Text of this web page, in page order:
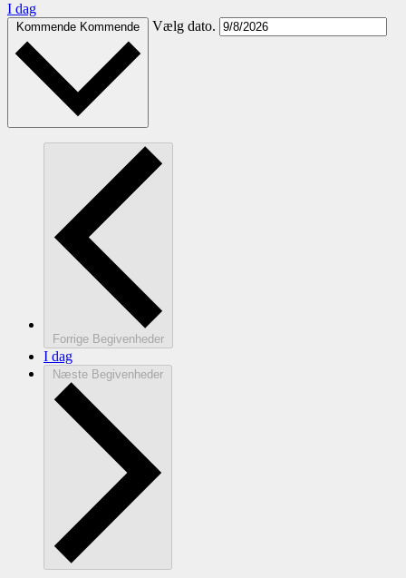
I dag
Kommende Kommende Vælg dato.
Forrige Begivenheder
I dag
Næste Begivenheder